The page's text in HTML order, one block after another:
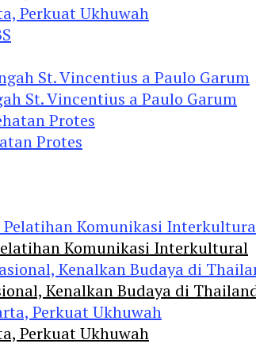
Perkuat Ukhuwah
St. Vincentius a Paulo Garum
Protes
Komunikasi Interkultural
Kenalkan Budaya di
Perkuat Ukhuwah